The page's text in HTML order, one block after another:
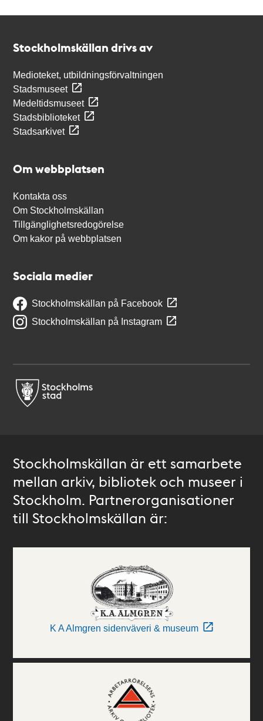
Stockholmskällan drivs av
Medioteket, utbildningsförvaltningen
Stadsmuseet
Medeltidsmuseet
Stadsbiblioteket
Stadsarkivet
Om webbplatsen
Kontakta oss
Om Stockholmskällan
Tillgänglighetsredogörelse
Om kakor på webbplatsen
Sociala medier
Stockholmskällan på Facebook
Stockholmskällan på Instagram
Stockholmskällan är ett samarbete
mellan arkiv, bibliotek och museer i
Stockholm. Partnerorganisationer
till Stockholmskällan är:
K A Almgren sidenväveri & museum